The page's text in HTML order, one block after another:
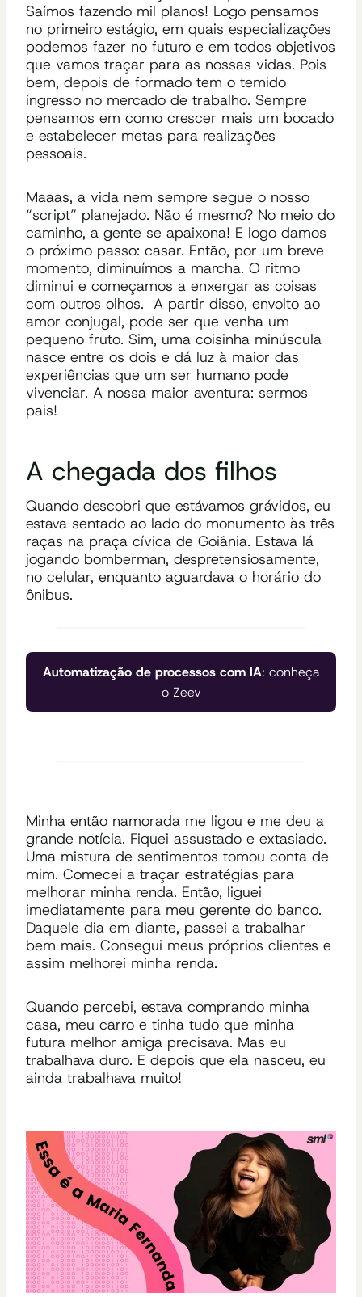
Saímos fazendo mil planos! Logo pensamos
no primeiro estágio, em quais especializações
podemos fazer no futuro e em todos objetivos
que vamos traçar para as nossas vidas. Pois
bem, depois de formado tem o temido
ingresso no mercado de trabalho. Sempre
pensamos em como crescer mais um bocado
e estabelecer metas para realizações
pessoais.
Maaas, a vida nem sempre segue o nosso
“script” planejado. Não é mesmo? No meio do
caminho, a gente se apaixona! E logo damos
o próximo passo: casar. Então, por um breve
momento, diminuímos a marcha. O ritmo
diminui e começamos a enxergar as coisas
com outros olhos. A partir disso, envolto ao
amor conjugal, pode ser que venha um
pequeno fruto. Sim, uma coisinha minúscula
nasce entre os dois e dá luz à maior das
experiências que um ser humano pode
vivenciar. A nossa maior aventura: sermos
pais!
A chegada dos filhos
Quando descobri que estávamos grávidos, eu
estava sentado ao lado do monumento às três
raças na praça cívica de Goiânia. Estava lá
jogando bomberman, despretensiosamente,
no celular, enquanto aguardava o horário do
ônibus.
Automatização de processos com IA: conheça
o Zeev
Minha então namorada me ligou e me deu a
grande notícia. Fiquei assustado e extasiado.
Uma mistura de sentimentos tomou conta de
mim. Comecei a traçar estratégias para
melhorar minha renda. Então, liguei
imediatamente para meu gerente do banco.
Daquele dia em diante, passei a trabalhar
bem mais. Consegui meus próprios clientes e
assim melhorei minha renda.
Quando percebi, estava comprando minha
casa, meu carro e tinha tudo que minha
futura melhor amiga precisava. Mas eu
trabalhava duro. E depois que ela nasceu, eu
ainda trabalhava muito!